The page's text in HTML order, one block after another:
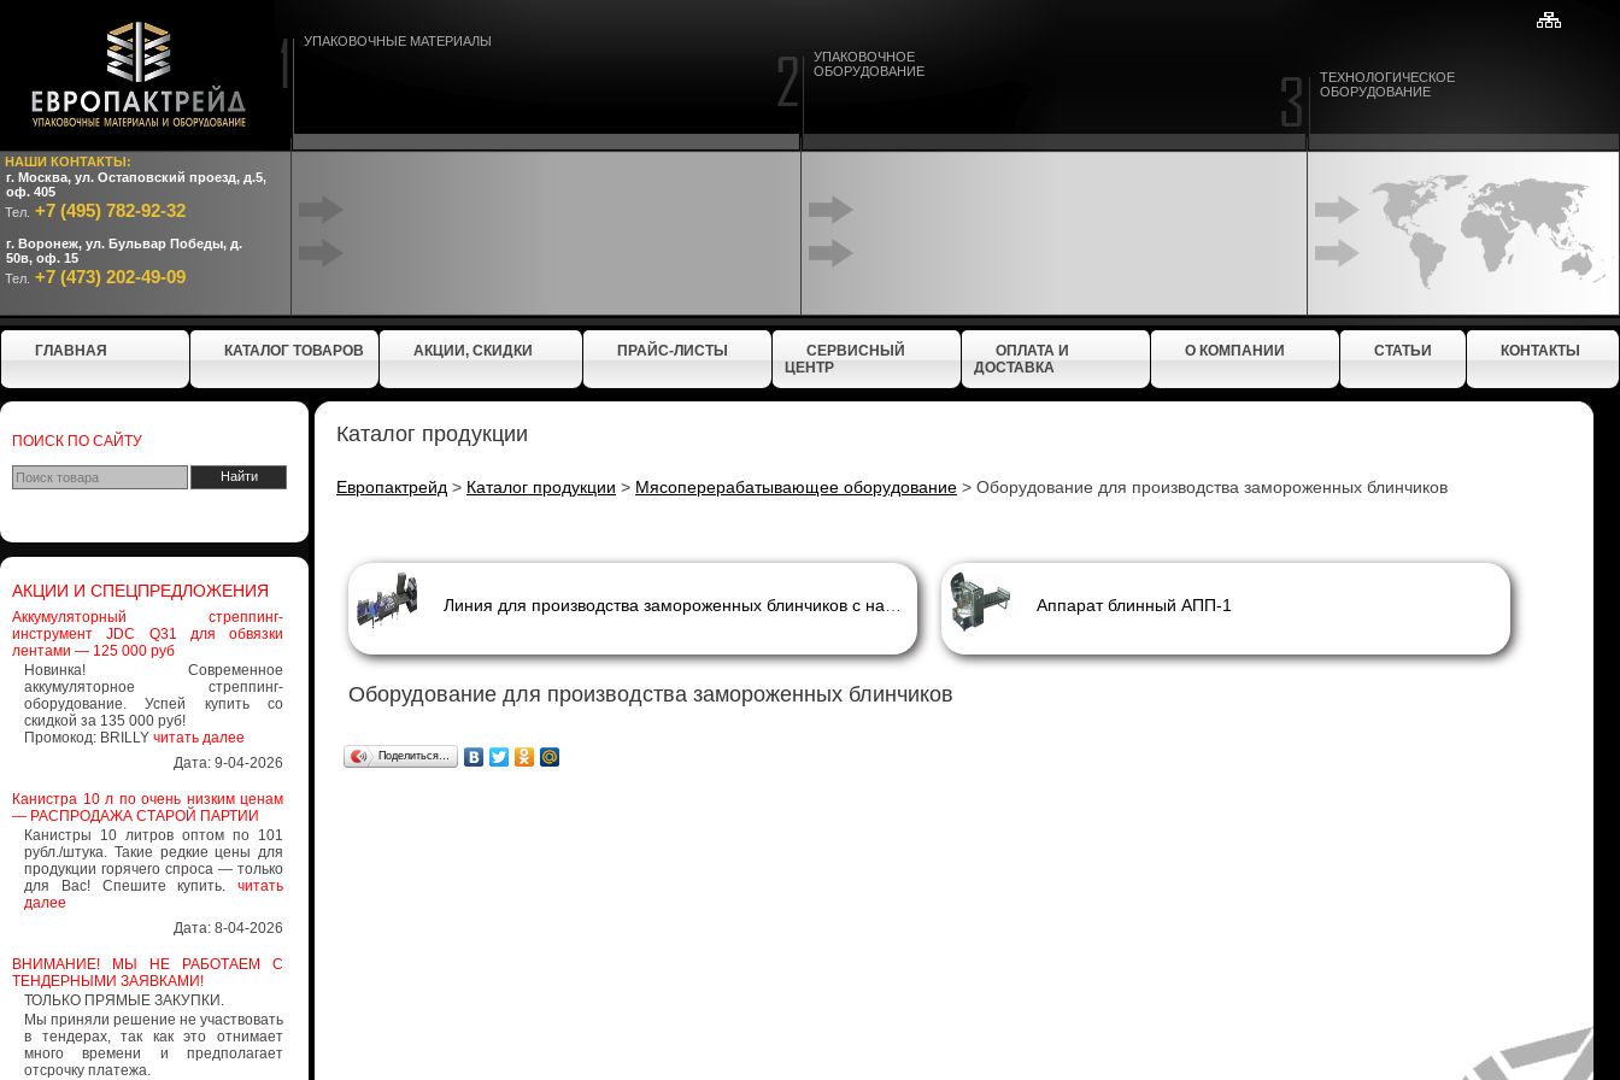
НАШИ КОНТАКТЫ:
г. Москва, ул. Остаповский проезд, д.5,
оф. 405
Тел. +7 (495) 782-92-32
г. Воронеж, ул. Бульвар Победы, д.
50в, оф. 15
Тел. +7 (473) 202-49-09
УПАКОВОЧНЫЕ МАТЕРИАЛЫ
УПАКОВОЧНОЕ
ОБОРУДОВАНИЕ
ТЕХНОЛОГИЧЕСКОЕ
ОБОРУДОВАНИЕ
ГЛАВНАЯ КАТАЛОГ ТОВАРОВ АКЦИИ, СКИДКИ ПРАЙС-ЛИСТЫ
СЕРВИСНЫЙ
ЦЕНТР
ОПЛАТА И
ДОСТАВКА
О КОМПАНИИ СТАТЬИ КОНТАКТЫ
ПОИСК ПО САЙТУ
АКЦИИ И СПЕЦПРЕДЛОЖЕНИЯ
Аккумуляторный стреппинг-
инструмент JDC Q31 для обвязки
лентами — 125 000 руб
Новинка! Современное
аккумуляторное стреппинг-
оборудование. Успей купить со
скидкой за 135 000 руб!
Промокод: BRILLY читать далее
Дата: 9-04-2026
Канистра 10 л по очень низким ценам
— РАСПРОДАЖА СТАРОЙ ПАРТИИ
Канистры 10 литров оптом по 101
рубл./штука. Такие редкие цены для
продукции горячего спроса — только
для Вас! Спешите купить. читать
далее
Дата: 8-04-2026
ВНИМАНИЕ! МЫ НЕ РАБОТАЕМ С
ТЕНДЕРНЫМИ ЗАЯВКАМИ!
ТОЛЬКО ПРЯМЫЕ ЗАКУПКИ.
Мы приняли решение не участвовать
в тендерах, так как это отнимает
много времени и предполагает
отсрочку платежа.
Каталог продукции
Европактрейд > Каталог продукции > Мясоперерабатывающее оборудование > Оборудование для производства замороженных блинчиков
Аппарат блинный АПП-1
Оборудование для производства замороженных блинчиков
Поделиться…